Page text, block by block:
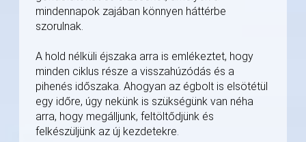
mindennapok zajában könnyen háttérbe
szorulnak.
A hold nélküli éjszaka arra is emlékeztet, hogy
minden ciklus része a visszahúzódás és a
pihenés időszaka. Ahogyan az égbolt is elsötétül
egy időre, úgy nekünk is szükségünk van néha
arra, hogy megálljunk, feltöltődjünk és
felkészüljünk az új kezdetekre.